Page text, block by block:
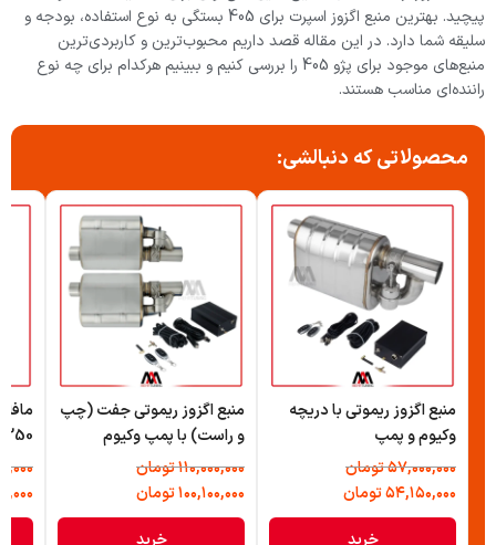
پیچید. بهترین منبع اگزوز اسپرت برای 405 بستگی به نوع استفاده، بودجه و
سلیقه شما دارد. در این مقاله قصد داریم محبوب‌ترین و کاربردی‌ترین
منبع‌های موجود برای پژو 405 را بررسی کنیم و ببینیم هرکدام برای چه نوع
راننده‌ای مناسب هستند.
محصولاتی که دنبالشی:
منبع اگزوز ریموتی با دریچه
وکیوم و پمپ
۵۷,۰۰۰,۰۰۰تومان
۵۴,۱۵۰,۰۰۰تومان
خرید
منبع اگزوز ریموتی جفت (چپ
و راست) با پمپ وکیوم
۱۱۰,۰۰۰,۰۰۰تومان
۱۰۰,۱۰۰,۰۰۰تومان
خرید
350 سر هفت رنگ JS